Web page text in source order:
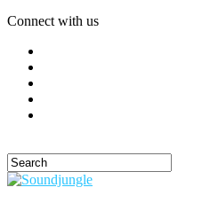
Connect with us